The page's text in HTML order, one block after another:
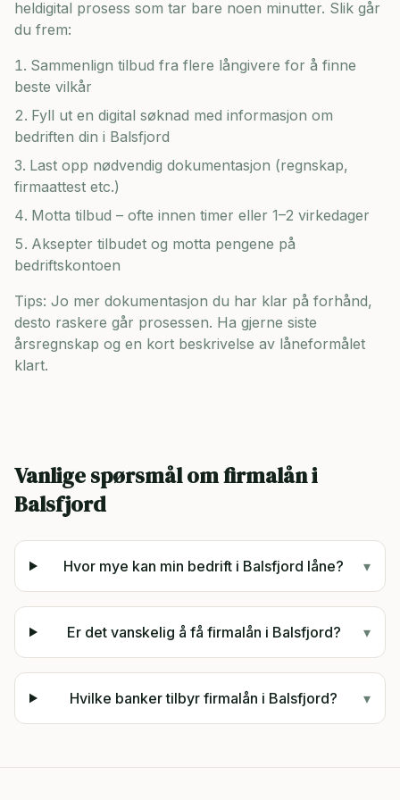
heldigital prosess som tar bare noen minutter. Slik går
du frem:
Sammenlign tilbud fra flere långivere for å finne
beste vilkår
Fyll ut en digital søknad med informasjon om
bedriften din i Balsfjord
Last opp nødvendig dokumentasjon (regnskap,
firmaattest etc.)
Motta tilbud – ofte innen timer eller 1–2 virkedager
Aksepter tilbudet og motta pengene på
bedriftskontoen
Tips: Jo mer dokumentasjon du har klar på forhånd,
desto raskere går prosessen. Ha gjerne siste
årsregnskap og en kort beskrivelse av låneformålet
klart.
Vanlige spørsmål om firmalån i
Balsfjord
Hvor mye kan min bedrift i Balsfjord låne? ▾
Er det vanskelig å få firmalån i Balsfjord? ▾
Hvilke banker tilbyr firmalån i Balsfjord? ▾